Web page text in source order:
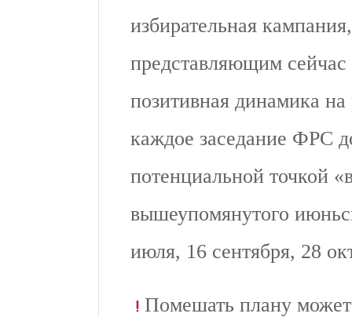
избирательная
представляющим
позитивная динамика
каждое заседание ФРС
потенциальной точкой
вышеупомянутого
июля, 16 сентября, 28
Помешать плану